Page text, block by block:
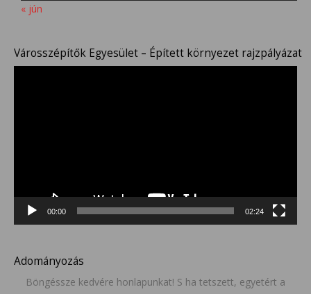
« jún
Városszépítők Egyesület – Épített környezet rajzpályázat
00:00 02:24
Adományozás
Böngéssze kedvére honlapunkat! S ha tetszett, egyetért a